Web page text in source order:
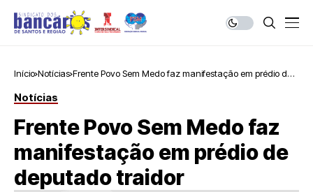
Início Notícias Frente Povo Sem Medo faz manifestação em prédio de
Notícias
Frente Povo Sem Medo faz
manifestação em prédio de
deputado traidor